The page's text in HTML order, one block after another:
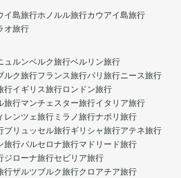
イ島旅行ホノルル旅行カウアイ島旅行
オ旅行
ュルンベルク旅行ベルリン旅行
ルク旅行フランス旅行パリ旅行ニース旅行
行イギリス旅行ロンドン旅行
旅行マンチェスター旅行イタリア旅行
レンツェ旅行 ミラノ旅行ナポリ旅行
ブリュッセル旅行ギリシャ旅行アテネ旅行
旅行バルセロナ旅行マドリード旅行
ジローナ旅行セビリア旅行
行ザルツブルク旅行クロアチア旅行